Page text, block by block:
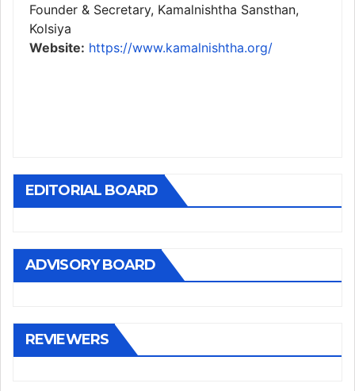
Founder & Secretary, Kamalnishtha Sansthan,
Kolsiya
Website: https://www.kamalnishtha.org/
EDITORIAL BOARD
ADVISORY BOARD
REVIEWERS